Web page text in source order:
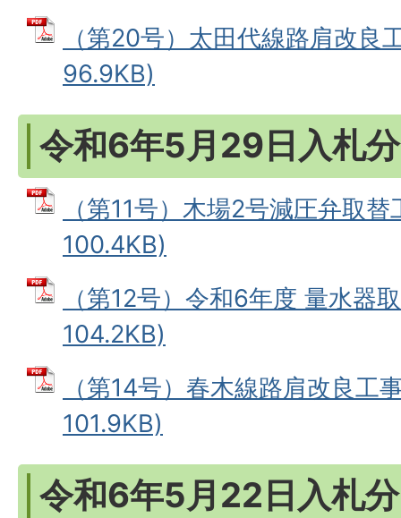
（第20号）太田代線路肩改良
96.9KB)
令和6年5月29日入札分
（第11号）木場2号減圧弁取
100.4KB)
（第12号）令和6年度 量水器
104.2KB)
（第14号）春木線路肩改良工
101.9KB)
令和6年5月22日入札分